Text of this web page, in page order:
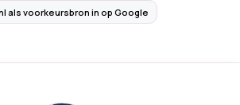
als voorkeursbron in op Google